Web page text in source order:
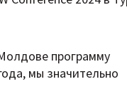
программу
мы значительно